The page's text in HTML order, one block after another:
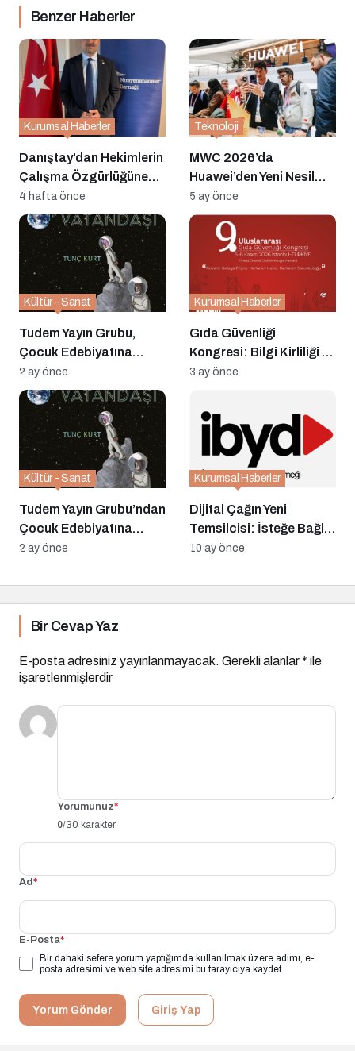
Benzer Haberler
Danıştay’dan Hekimlerin
Çalışma Özgürlüğüne
İlişkin Önemli Karar:
Kota ve İzin Kısıtlamaları
Yürütmesi Durduruldu
Kurumsal Haberler
4 hafta önce
MWC 2026’da
Huawei’den Yeni Nesil
Cihazlar: Neler
Tanıtıldı?
Teknoloji
5 ay önce
Tudem Yayın Grubu,
Çocuk Edebiyatına
Ödüllü Üç Yeni Roman
Kazandırıyor
Kültür - Sanat
2 ay önce
Gıda Güvenliği
Kongresi: Bilgi Kirliliği ve
Algı Yönetimi Ele
Kurumsal Haberler
3 ay önce
Tudem Yayın Grubu’ndan
Çocuk Edebiyatına
Ödüllü Üç Yeni Roman:
Uluslararası Bir Aday
Okurlarla Buluşuyor
Kültür - Sanat
2 ay önce
Dijital Çağın Yeni
Temsilcisi: İsteğe Bağlı
Yayıncılar Derneği
Kurumsal Haberler
10 ay önce
Bir Cevap Yaz
E-posta adresiniz yayınlanmayacak. Gerekli alanlar* ile
işaretlenmişlerdir
Yorumunuz*
0/30 karakter
Ad*
E-Posta*
Bir dahaki sefere yorum yaptığımda kullanılmak üzere adımı, e-
posta adresimi ve web site adresimi bu tarayıcıya kaydet.
Yorum Gönder Giriş Yap